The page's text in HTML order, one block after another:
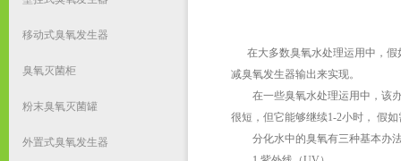
移动式臭氧发生器
臭氧灭菌柜
粉末臭氧灭菌罐
外置式臭氧发生器
在大多数臭氧水处理运用中，假
减臭氧发生器输出来实现。
在一些臭氧水处理运用中，该办
很短，但它能够继续1-2小时， 假
分化水中的臭氧有三种基本办法